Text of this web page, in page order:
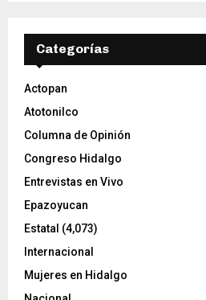
v
e
o
Categorías
Actopan
Atotonilco
Columna de Opinión
Congreso Hidalgo
Entrevistas en Vivo
Epazoyucan
Estatal (4,073)
Internacional
Mujeres en Hidalgo